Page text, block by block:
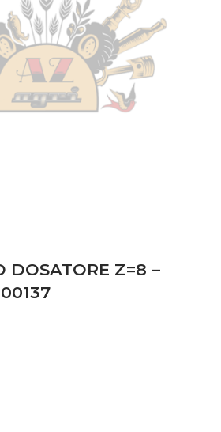
DOSATORE Z=8 –